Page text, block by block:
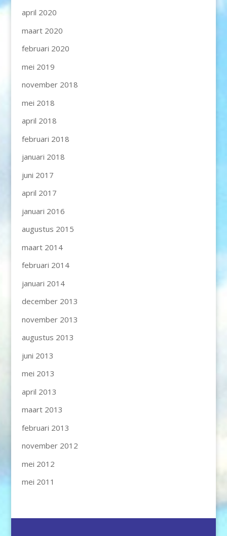
april 2020
maart 2020
februari 2020
mei 2019
november 2018
mei 2018
april 2018
februari 2018
januari 2018
juni 2017
april 2017
januari 2016
augustus 2015
maart 2014
februari 2014
januari 2014
december 2013
november 2013
augustus 2013
juni 2013
mei 2013
april 2013
maart 2013
februari 2013
november 2012
mei 2012
mei 2011